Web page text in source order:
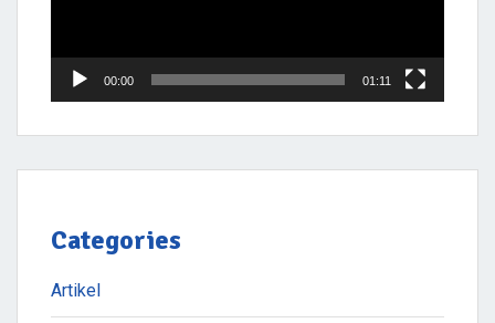
00:00 01:11
Categories
Artikel